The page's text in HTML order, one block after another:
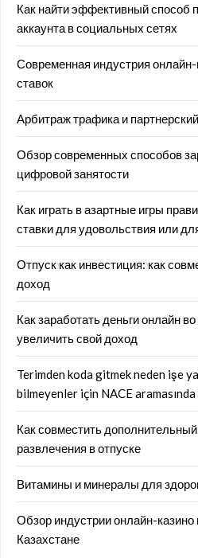
Как найти эффективный способ
аккаунта в социальных сетях
Современная индустрия
ставок
Арбитраж трафика и
Обзор современных способов
цифровой занятости
Как играть в азартные игры
ставки для удовольствия или
Отпуск как инвестиция: как
доход
Как заработать деньги онлайн
увеличить свой доход
Terimden koda gitmek neden işe
bilmeyenler için NACE
Как совместить
развлечения в отпуске
Витамины и минералы для
Обзор индустрии онлайн-казино
Казахстане